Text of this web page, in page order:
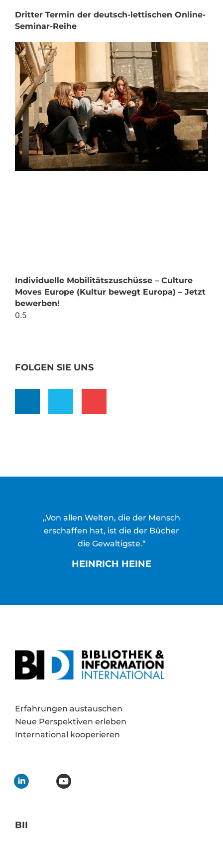
Dritter Termin der deutsch-lettischen Online-
Seminar-Reihe
Individuelle Mobilitätszuschüsse – Culture
Moves Europe (Kultur bewegt Europa) – Jetzt
bewerben!
FOLGEN SIE UNS
„Von allen Welten, die der Mensch
erschaffen hat, ist die der Bücher
die Gewaltigste.“
HEINRICH HEINE
Erfahrungen austauschen
Neue Perspektiven erleben
International kooperieren
BII